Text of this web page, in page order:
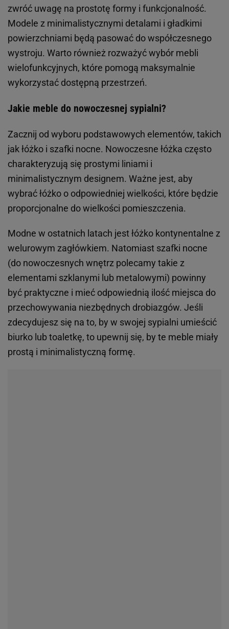
zwróć uwagę na prostotę formy i funkcjonalność.
Modele z minimalistycznymi detalami i gładkimi
powierzchniami będą pasować do współczesnego
wystroju. Warto również rozważyć wybór mebli
wielofunkcyjnych, które pomogą maksymalnie
wykorzystać dostępną przestrzeń.
Jakie meble do nowoczesnej sypialni?
Zacznij od wyboru podstawowych elementów, takich
jak łóżko i szafki nocne. Nowoczesne łóżka często
charakteryzują się prostymi liniami i
minimalistycznym designem. Ważne jest, aby
wybrać łóżko o odpowiedniej wielkości, które będzie
proporcjonalne do wielkości pomieszczenia.
Modne w ostatnich latach jest łóżko kontynentalne z
welurowym zagłówkiem. Natomiast szafki nocne
(do nowoczesnych wnętrz polecamy takie z
elementami szklanymi lub metalowymi) powinny
być praktyczne i mieć odpowiednią ilość miejsca do
przechowywania niezbędnych drobiazgów. Jeśli
zdecydujesz się na to, by w swojej sypialni umieścić
biurko lub toaletkę, to upewnij się, by te meble miały
prostą i minimalistyczną formę.